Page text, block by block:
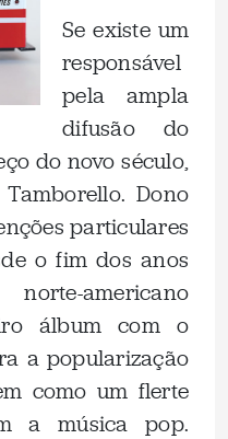
Se existe um
responsável
pela ampla
difusão do
do novo século,
Dono
particulares
o fim dos anos
americano
álbum com o
a popularização
como um flerte
a música pop.